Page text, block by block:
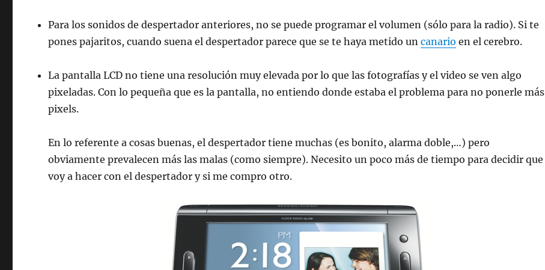
Para los sonidos de despertador anteriores, no se puede programar el volumen (sólo para la radio). Si te
pones pajaritos, cuando suena el despertador parece que se te haya metido uncanario en el cerebro.
La pantalla LCD no tiene una resolución muy elevada por lo que las fotografías y el video se ven algo
pixeladas. Con lo pequeña que es la pantalla, no entiendo donde estaba el problema para no ponerle más
pixels.
En lo referente a cosas buenas, el despertador tiene muchas (es bonito, alarma doble,…) pero
obviamente prevalecen más las malas (como siempre). Necesito un poco más de tiempo para decidir que
voy a hacer con el despertador y si me compro otro.